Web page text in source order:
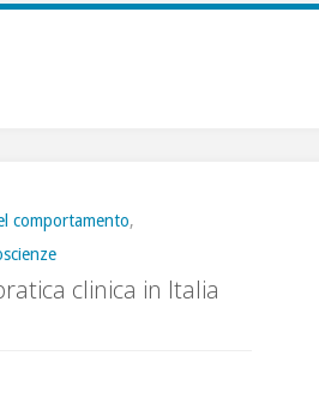
comportamento,
clinica in Italia